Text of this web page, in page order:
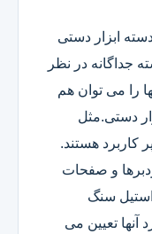
ابزار دستی
جداگانه در نظر
را می توان هم
دستی.مثل
هستند.
و صفحات
سنگ
آنها تعیین می